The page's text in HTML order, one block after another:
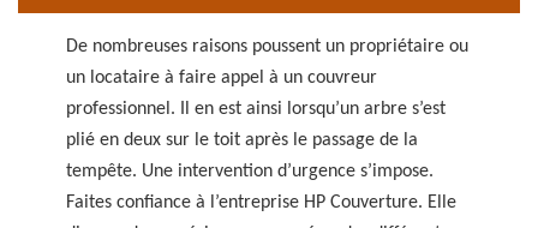
De nombreuses raisons poussent un propriétaire ou
un locataire à faire appel à un couvreur
professionnel. Il en est ainsi lorsqu’un arbre s’est
plié en deux sur le toit après le passage de la
tempête. Une intervention d’urgence s’impose.
Faites confiance à l’entreprise HP Couverture. Elle